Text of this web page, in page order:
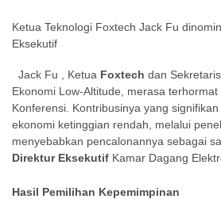
Ketua Teknologi Foxtech Jack Fu
Eksekutif
Jack Fu , Ketua Foxtech dan
Ekonomi Low-Altitude, merasa
Konferensi. Kontribusinya yang
ekonomi ketinggian rendah, melalui
menyebabkan pencalonannya sebagai
Direktur Eksekutif Kamar Dagang
Hasil Pemilihan Kepemimpinan